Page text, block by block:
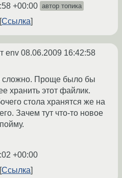
+00:00 автор топика
Ссылка
env 08.06.2009 16:42:58
сложно. Проще было бы
хранить этот файлик.
стола хранятся же на
Зачем тут что-то новое
+00:00
Ссылка